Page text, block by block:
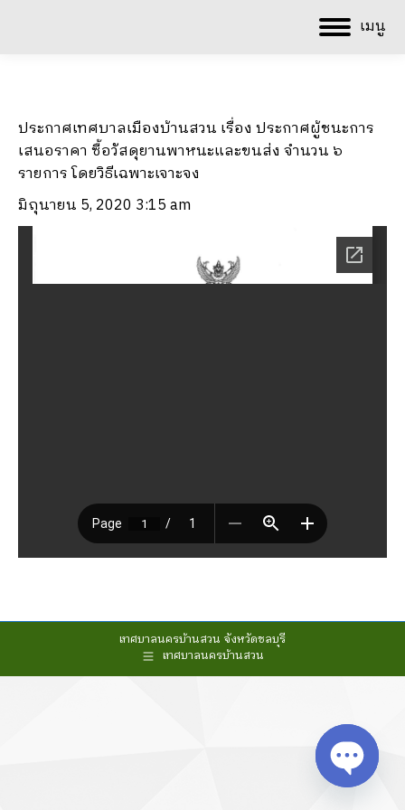
เมนู
ประกาศเทศบาลเมืองบ้านสวน เรื่อง ประกาศผู้ชนะการ
เสนอราคา ซื้อวัสดุยานพาหนะและขนส่ง จำนวน ๖
รายการ โดยวิธีเฉพาะเจาะจง
มิถุนายน 5, 2020 3:15 am
เทศบาลนครบ้านสวน จังหวัดชลบุรี
เทศบาลนครบ้านสวน